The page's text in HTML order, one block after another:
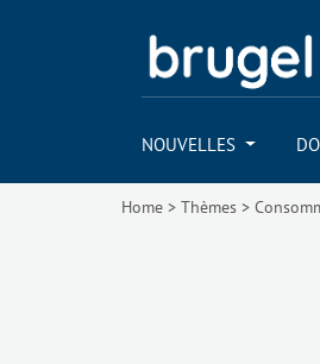
NOUVELLES
Home > Thèmes >